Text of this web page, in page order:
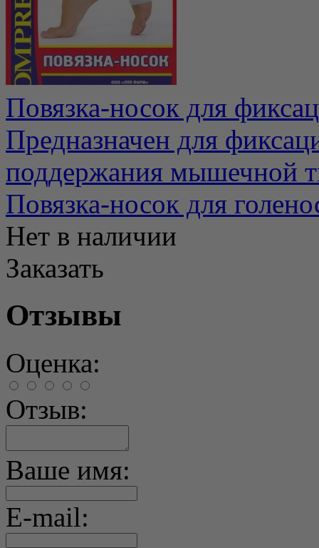
Повязка-носок для
Предназначен для
поддержания мышечной
Повязка-носок для
Нет в наличии
Заказать
Отзывы
Оценка:
Отзыв:
Ваше имя:
E-mail: